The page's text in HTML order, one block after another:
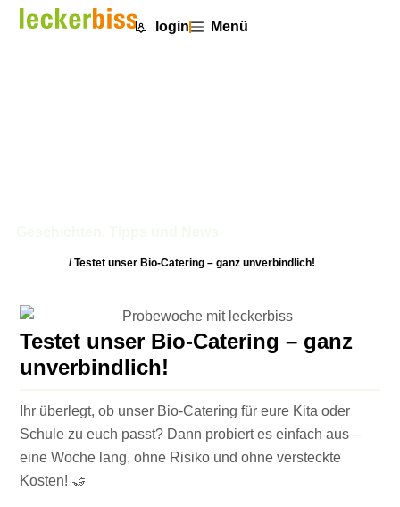
login Menü
/Testet unser Bio-Catering – ganz unverbindlich!
Testet unser Bio-Catering – ganz
unverbindlich!
Ihr überlegt, ob unser Bio-Catering für eure Kita oder
Schule zu euch passt? Dann probiert es einfach aus –
eine Woche lang, ohne Risiko und ohne versteckte
Kosten! 🤝